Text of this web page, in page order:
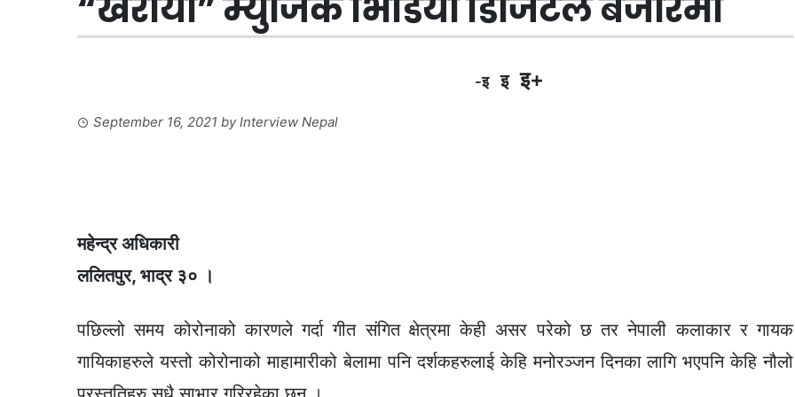
-इ इ इ+
September 16, 2021 byInterview Nepal
महेन्द्र अधिकारी
ललितपुर, भाद्र ३० ।
पछिल्लो समय कोरोनाको कारणले गर्दा गीत संगित क्षेत्रमा केही असर परेको छ तर नेपाली कलाकार र गायक
गायिकाहरुले यस्तो कोरोनाको माहामारीको बेलामा पनि दर्शकहरुलाई केहि मनोरञ्जन दिनका लागि भएपनि केहि नौलो